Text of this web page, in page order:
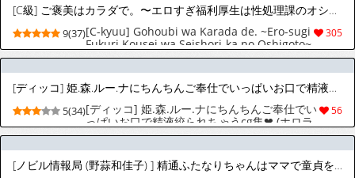
[C級] ご褒美はカラダで。〜エロすぎ福利厚生は性処理課のオシゴト〜（3） [英訳]
305
9(37)[C-kyuu] Gohoubi wa Karada de. ~Ero-sugi
Fukuri Kousei wa Seishori-ka no Oshigoto~
(3) | The Reward is the Body ~The Overly
Lewd Employee Benefits of the Service
Department~ (3) [English] [Aishi21]
[ディッコ] 姫.森.ルー.ナにちんちんご奉仕でいっぱいお口で精液絞られちゃうcg集❤ (ホロライブ)
56
5(34)[ディッコ] 姫.森.ルー.ナにちんちんご奉仕でい
っぱいお口で精液絞られちゃうcg集❤ (ホロラ
イブ)
[ノビル情報局 (野蒜和佳子) ] 精通ふたなりちゃんはママで童貞を喪失する [スペイン翻訳]